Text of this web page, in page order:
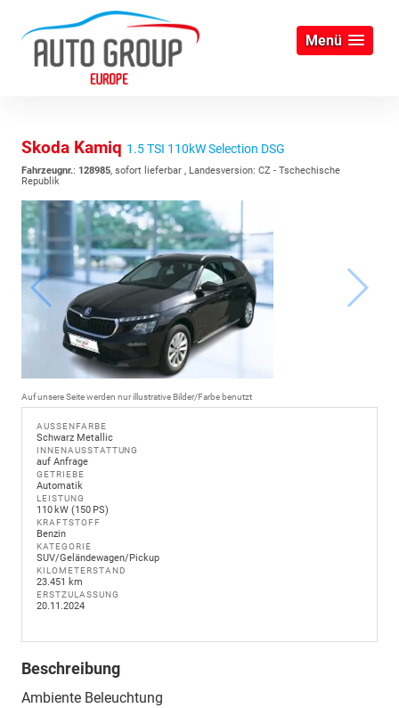
Menü
Skoda Kamiq 1.5 TSI 110kW Selection DSG
Fahrzeugnr.: 128985, sofort lieferbar , Landesversion: CZ - Tschechische
Republik
Auf unsere Seite werden nur illustrative Bilder/Farbe benutzt
AUSSENFARBE
Schwarz Metallic
INNENAUSSTATTUNG
auf Anfrage
GETRIEBE
Automatik
LEISTUNG
110 kW (150 PS)
KRAFTSTOFF
Benzin
KATEGORIE
SUV/Geländewagen/Pickup
KILOMETERSTAND
23.451 km
ERSTZULASSUNG
20.11.2024
Beschreibung
Ambiente Beleuchtung